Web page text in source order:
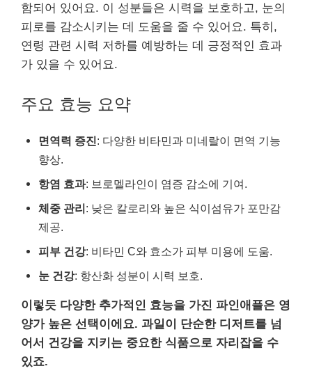
함되어 있어요. 이 성분들은 시력을 보호하고, 눈의
피로를 감소시키는 데 도움을 줄 수 있어요. 특히,
연령 관련 시력 저하를 예방하는 데 긍정적인 효과
가 있을 수 있어요.
주요 효능 요약
면역력 증진: 다양한 비타민과 미네랄이 면역 기능
향상.
항염 효과: 브로멜라인이 염증 감소에 기여.
체중 관리: 낮은 칼로리와 높은 식이섬유가 포만감
제공.
피부 건강: 비타민 C와 효소가 피부 미용에 도움.
눈 건강: 항산화 성분이 시력 보호.
이렇듯 다양한 추가적인 효능을 가진 파인애플은 영
양가 높은 선택이에요. 과일이 단순한 디저트를 넘
어서 건강을 지키는 중요한 식품으로 자리잡을 수
있죠.